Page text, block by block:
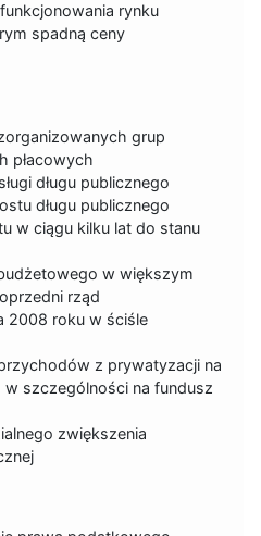
rynku
spadną ceny
grup
płacowych
długu publicznego
długu publicznego
w ciągu kilku lat do stanu
w większym
rząd
2008 roku w ściśle
z prywatyzacji na
szczególności na fundusz
zwiększenia